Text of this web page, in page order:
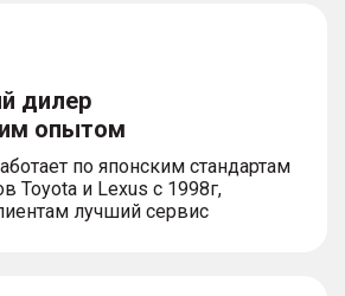
дилер
опытом
по японским стандартам
Toyota и Lexus с 1998г,
лучший сервис